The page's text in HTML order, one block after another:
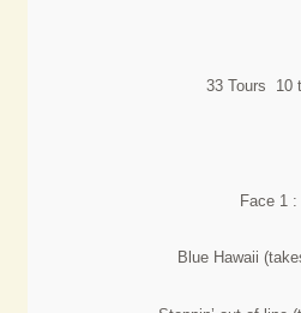
33 Tours 10
Face 1 :
Blue Hawaii